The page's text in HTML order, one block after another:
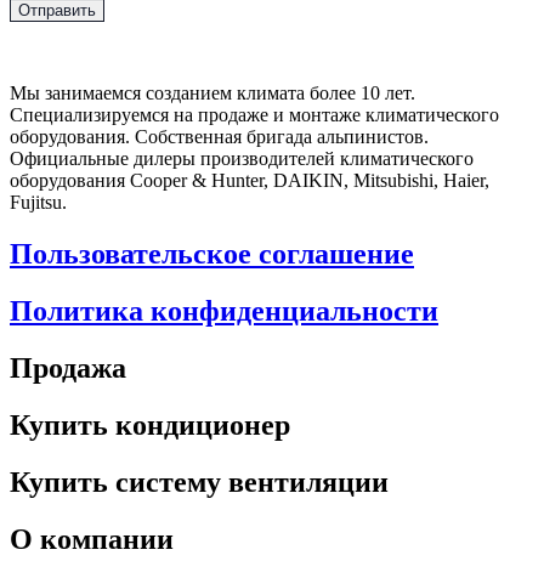
Мы занимаемся созданием климата более 10 лет.
Специализируемся на продаже и монтаже климатического
оборудования. Собственная бригада альпинистов.
Официальные дилеры производителей климатического
оборудования Cooper & Hunter, DAIKIN, Mitsubishi, Haier,
Fujitsu.
Пользовательское соглашение
Политика конфиденциальности
Продажа
Купить кондиционер
Купить систему вентиляции
О компании